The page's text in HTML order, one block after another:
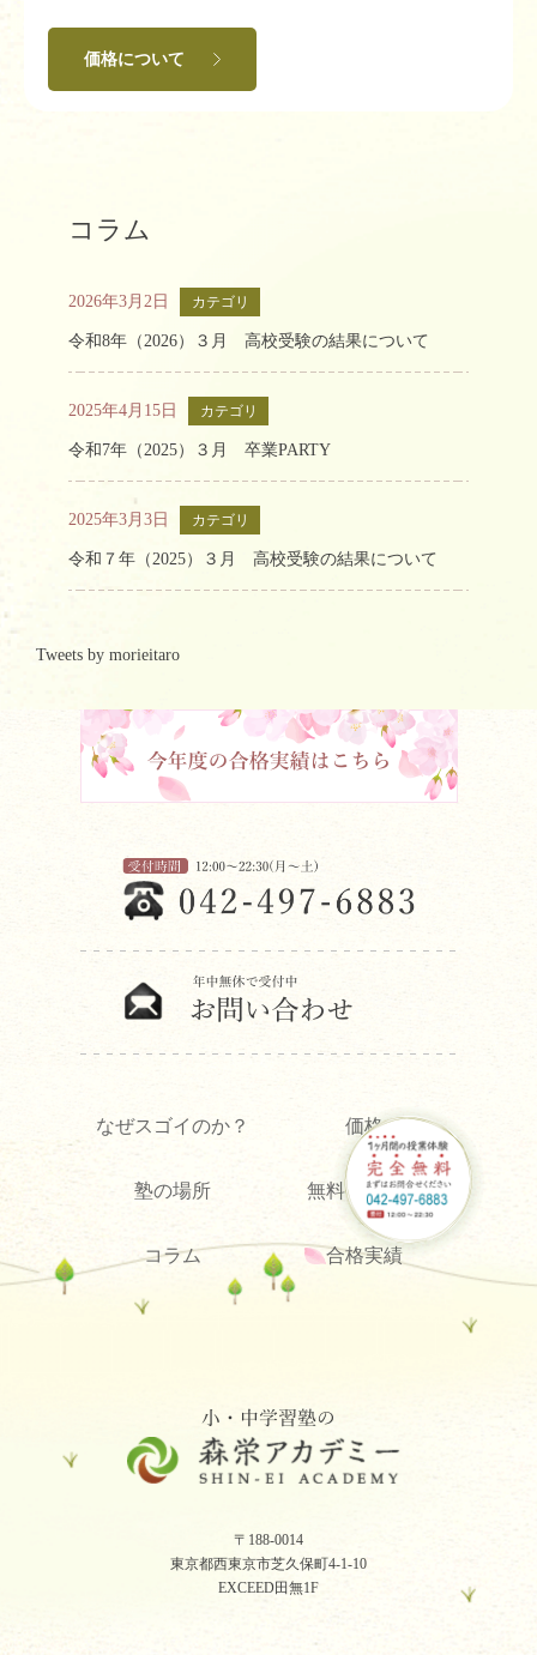
価格について
コラム
2026年3月2日 カテゴリ
令和8年（2026）３月 高校受験の結果について
2025年4月15日 カテゴリ
令和7年（2025）３月 卒業PARTY
2025年3月3日 カテゴリ
令和７年（2025）３月 高校受験の結果について
Tweets by morieitaro
なぜスゴイのか？ 価格
塾の場所 無料体験予約
コラム 合格実績
〒188-0014
東京都西東京市芝久保町4-1-10
EXCEED田無1F